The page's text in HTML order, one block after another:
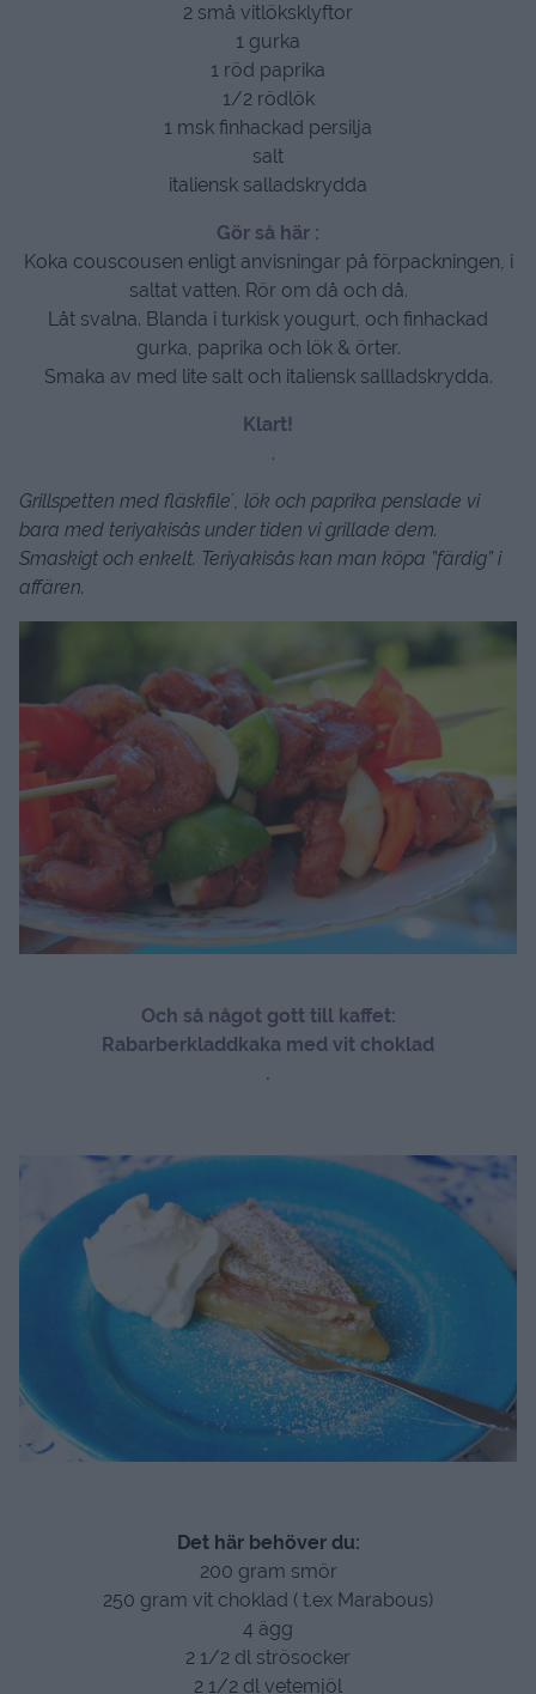
2 små vitlöksklyftor
1 gurka
1 röd paprika
1/2 rödlök
1 msk finhackad persilja
salt
italiensk salladskrydda
Gör så här :
Koka couscousen enligt anvisningar på förpackningen, i
saltat vatten. Rör om då och då.
Låt svalna. Blanda i turkisk yougurt, och finhackad
gurka, paprika och lök & örter.
Smaka av med lite salt och italiensk sallladskrydda.
Klart!
.
Grillspetten med fläskfile´, lök och paprika penslade vi
bara med teriyakisås under tiden vi grillade dem.
Smaskigt och enkelt. Teriyakisås kan man köpa ”färdig” i
affären.
Och så något gott till kaffet:
Rabarberkladdkaka med vit choklad
.
Det här behöver du:
200 gram smör
250 gram vit choklad ( t.ex Marabous)
4 ägg
2 1/2 dl strösocker
2 1/2 dl vetemjöl